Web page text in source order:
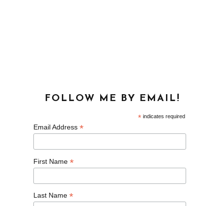
FOLLOW ME BY EMAIL!
*indicates required
Email Address*
First Name*
Last Name*